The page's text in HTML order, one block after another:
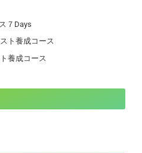
７Days
ト養成コース
養成コース